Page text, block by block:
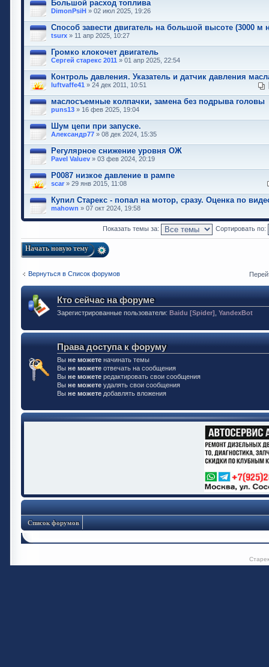
Большой расход топлива
DimonPsiH » 02 июл 2025, 19:26
Способ завести двигатель на большой высоте (3000 м
tsurx » 11 апр 2025, 10:27
Громко клокочет двигатель
Сергей старекс 2011 » 01 апр 2025, 22:54
Контроль давления. Указатель и датчик давления
luftvaffe41 » 24 дек 2011, 10:51
маслосъемные колпачки, замена без подрыва головы
puns13 » 16 фев 2025, 19:04
Шум цепи при запуске.
Александр77 » 08 дек 2024, 15:35
Регулярное снижение уровня ОЖ
Pavel Valuev » 03 фев 2024, 20:19
P0087 низкое давление в рампе
scar » 29 янв 2015, 11:08
Купил Старекс - попал на мотор, сразу. Оценка по
mahown » 07 окт 2024, 19:58
Показать темы за: Сортировать по:
Начать новую тему
Вернуться в Список форумов
Кто сейчас на форуме
Зарегистрированные пользователи: Baidu [Spider] YandexBot
Права доступа к форуму
Вы не можете начинать темы
Вы не можете отвечать на сообщения
Вы не можете редактировать свои сообщения
Вы не можете удалять свои сообщения
Вы не можете добавлять вложения
Список форумов